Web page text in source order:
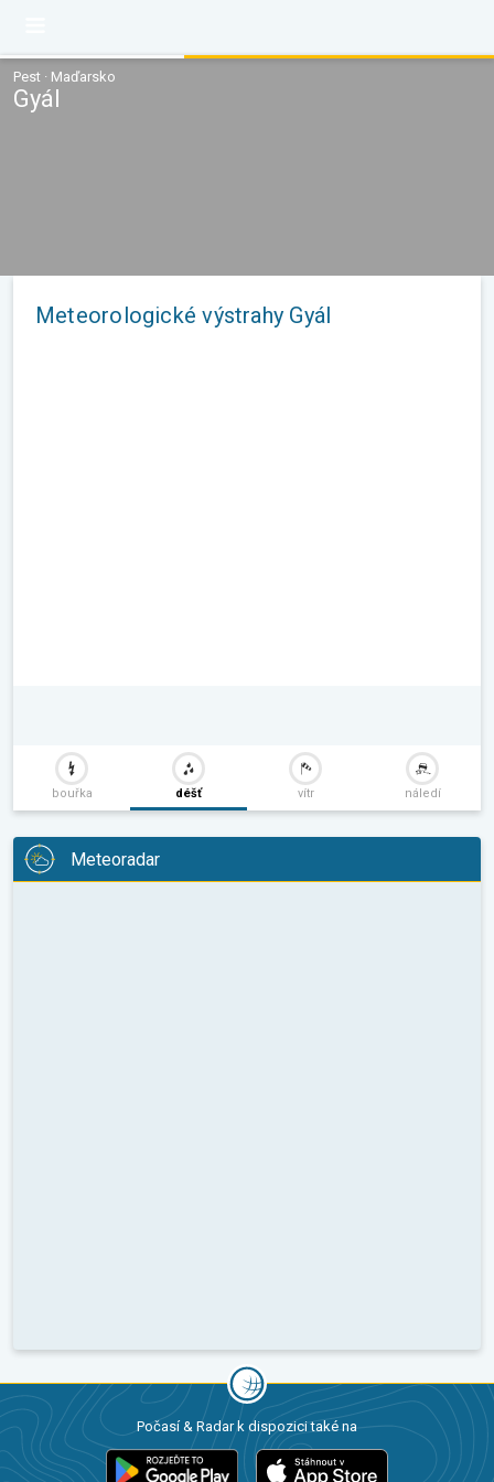
Pest · Maďarsko
Gyál
Meteorologické výstrahy Gyál
bouřka déšť vítr náledí
Meteoradar
Počasí & Radar k dispozici také na